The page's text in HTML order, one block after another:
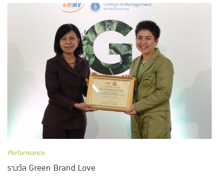
Performance
รางวัล Green Brand Love